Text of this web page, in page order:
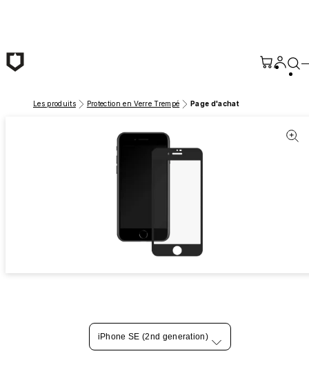
Les produits Protection en Verre Trempé Page d'achat
iPhone SE (2nd generation)